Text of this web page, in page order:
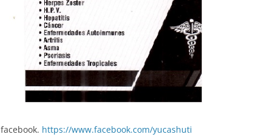
facebook. https://www.facebook.com/yucashuti